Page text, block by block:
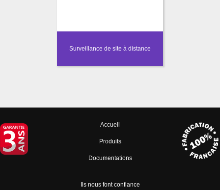
Surveillance de site à distance
Accueil
Produits
Documentations
Ils nous font confiance